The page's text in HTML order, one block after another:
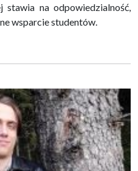
stawia na odpowiedzialność,
wsparcie studentów.